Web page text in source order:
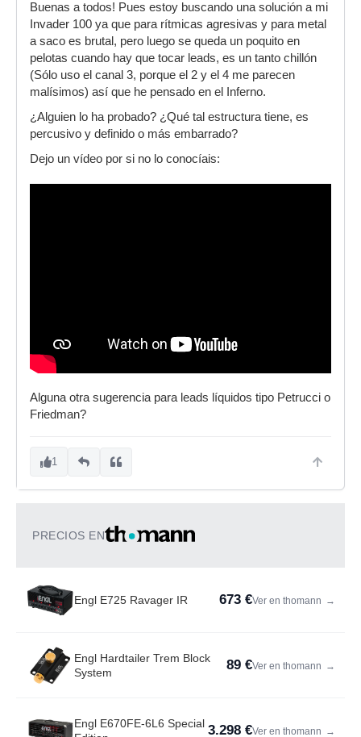
Buenas a todos! Pues estoy buscando una solución a mi
Invader 100 ya que para rítmicas agresivas y para metal
a saco es brutal, pero luego se queda un poquito en
pelotas cuando hay que tocar leads, es un tanto chillón
(Sólo uso el canal 3, porque el 2 y el 4 me parecen
malísimos) así que he pensado en el Inferno.
¿Alguien lo ha probado? ¿Qué tal estructura tiene, es
percusivo y definido o más embarrado?
Dejo un vídeo por si no lo conocíais:
Alguna otra sugerencia para leads líquidos tipo Petrucci o
Friedman?
1
PRECIOS EN
Engl E725 Ravager IR 673 €Ver en thomann →
Engl Hardtailer Trem Block
System
89 €Ver en thomann →
Engl E670FE-6L6 Special 3.298 €Ver en thomann →